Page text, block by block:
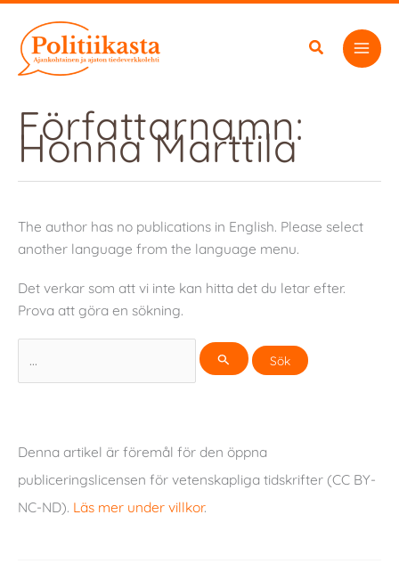
innehåll
Författarnamn:
Honna Marttila
The author has no publications in English. Please select
another language from the language menu.
Det verkar som att vi inte kan hitta det du letar efter.
Prova att göra en sökning.
efter:
Denna artikel är föremål för den öppna
publiceringslicensen för vetenskapliga tidskrifter (CC BY-
NC-ND). Läs mer under villkor.